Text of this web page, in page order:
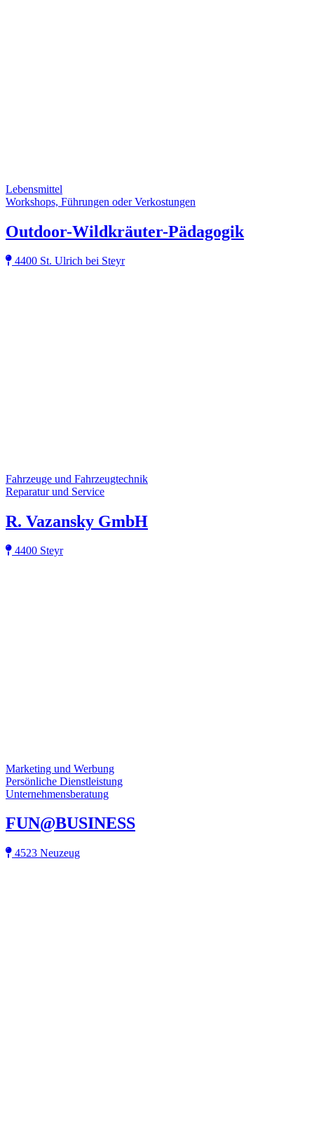
Lebensmittel
Workshops, Führungen oder Verkostungen
Outdoor-Wildkräuter-Pädagogik
4400 St. Ulrich bei Steyr
Fahrzeuge und Fahrzeugtechnik
Reparatur und Service
R. Vazansky GmbH
4400 Steyr
Marketing und Werbung
Persönliche Dienstleistung
Unternehmensberatung
FUN@BUSINESS
4523 Neuzeug